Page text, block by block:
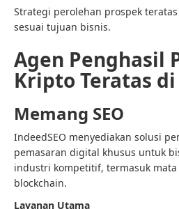
Strategi perolehan prospek
sesuai tujuan bisnis.
Agen Penghasil
Kripto Teratas
Memang SEO
IndeedSEO menyediakan solusi
pemasaran digital khusus untuk
industri kompetitif, termasuk
blockchain.
Layanan Utama